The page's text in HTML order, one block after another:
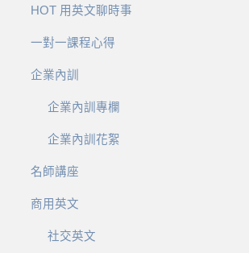
HOT 用英文聊時事
一對一課程心得
企業內訓
企業內訓專欄
企業內訓花絮
名師講座
商用英文
社交英文